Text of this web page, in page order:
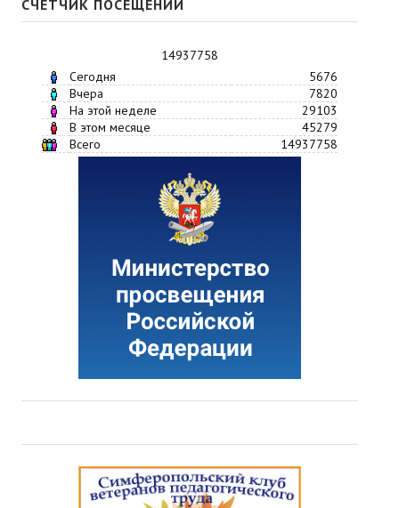
СЧЕТЧИК ПОСЕЩЕНИЙ
14937758
Сегодня
5676
Вчера
7820
На этой неделе
29103
В этом месяце
45279
Всего
14937758